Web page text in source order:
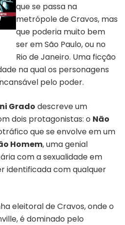
que se passa na
metrópole de Cravos, mas
que poderia muito bem
ser em São Paulo, ou no
Rio de Janeiro. Uma ficção
na qual os personagens
pelo poder.
Grado descreve um
dois protagonistas: o Não
que se envolve em um
Homem, uma genial
com a sexualidade em
identificada com qualquer
eleitoral de Cravos, onde o
é dominado pelo